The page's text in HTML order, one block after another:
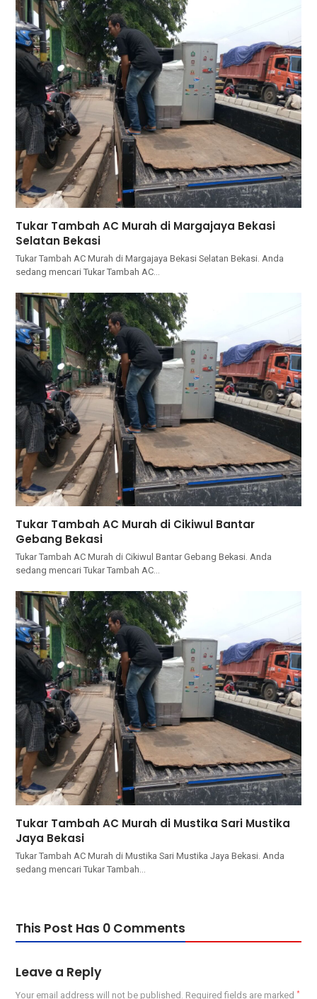
Tukar Tambah AC Murah di Margajaya Bekasi
Selatan Bekasi
Tukar Tambah AC Murah di Margajaya Bekasi Selatan Bekasi. Andа
ѕеdаng mencari Tukar Tambah AC…
Tukar Tambah AC Murah di Cikiwul Bantar
Gebang Bekasi
Tukar Tambah AC Murah di Cikiwul Bantar Gebang Bekasi. Andа
ѕеdаng mencari Tukar Tambah AC…
Tukar Tambah AC Murah di Mustika Sari Mustika
Jaya Bekasi
Tukar Tambah AC Murah di Mustika Sari Mustika Jaya Bekasi. Andа
ѕеdаng mencari Tukar Tambah…
This Post Has 0 Comments
Leave a Reply
Your email address will not be published. Required fields are marked*